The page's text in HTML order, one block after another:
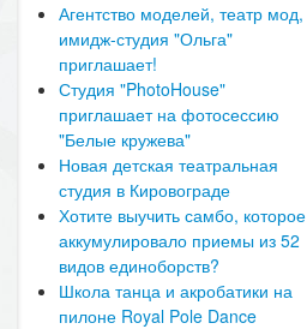
Агентство моделей, театр мод,
имидж-студия "Ольга"
приглашает!
Студия "PhotoHouse"
приглашает на фотосессию
"Белые кружева"
Новая детская театральная
студия в Кировограде
Хотите выучить самбо, которое
аккумулировало приемы из 52
видов единоборств?
Школа танца и акробатики на
пилоне Royal Pole Dance